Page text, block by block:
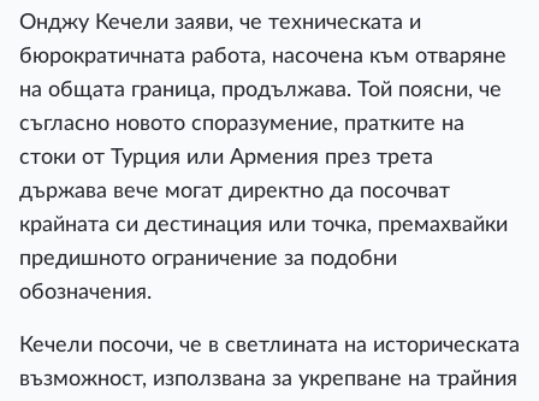
Онджу Кечели заяви, че техническата и
бюрократичната работа, насочена към отваряне
на общата граница, продължава. Той поясни, че
съгласно новото споразумение, пратките на
стоки от Турция или Армения през трета
държава вече могат директно да посочват
крайната си дестинация или точка, премахвайки
предишното ограничение за подобни
обозначения.
Кечели посочи, че в светлината на историческата
възможност, използвана за укрепване на трайния